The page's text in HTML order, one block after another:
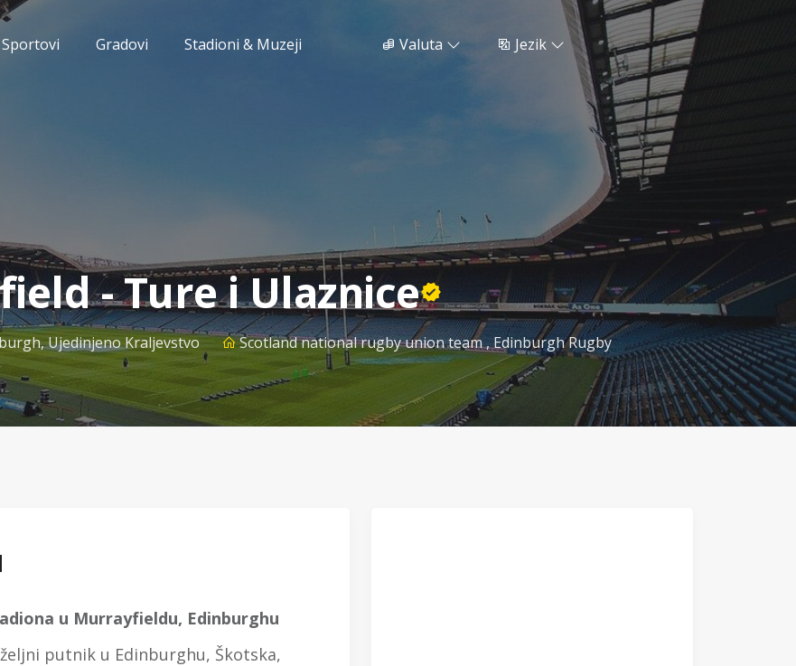
Sportovi Gradovi Stadioni & Muzeji Valuta Jezik
- Ture i Ulaznice
Ujedinjeno Kraljevstvo Scotland national rugby union team , Edinburgh Rugby
u Murrayfieldu, Edinburghu
putnik u Edinburghu, Škotska,